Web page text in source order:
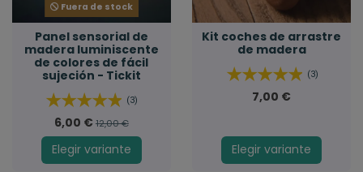
Fuera de stock
Panel sensorial de
madera luminiscente
de colores de fácil
sujeción - Tickit
(3)
6,00 € 12,00 €
Elegir variante
Kit coches de arrastre
de madera
(3)
7,00 €
Elegir variante